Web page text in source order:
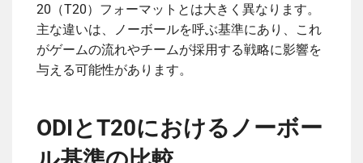
20（T20）フォーマットとは大きく異なります。
主な違いは、ノーボールを呼ぶ基準にあり、これ
がゲームの流れやチームが採用する戦略に影響を
与える可能性があります。
ODIとT20におけるノーボー